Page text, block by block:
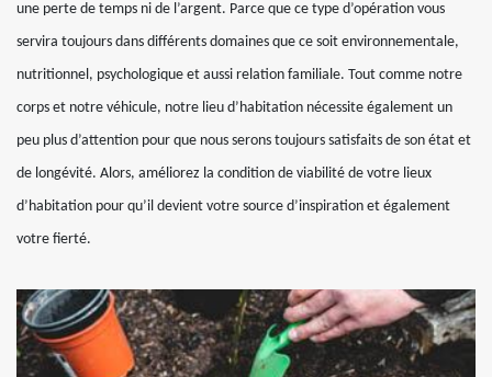
une perte de temps ni de l’argent. Parce que ce type d’opération vous
servira toujours dans différents domaines que ce soit environnementale,
nutritionnel, psychologique et aussi relation familiale. Tout comme notre
corps et notre véhicule, notre lieu d’habitation nécessite également un
peu plus d’attention pour que nous serons toujours satisfaits de son état et
de longévité. Alors, améliorez la condition de viabilité de votre lieux
d’habitation pour qu’il devient votre source d’inspiration et également
votre fierté.